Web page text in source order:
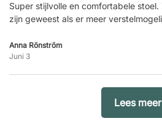
Super stijlvolle en comfortabele
zijn geweest als er meer
Anna Rönström
Juni 3
Lees meer